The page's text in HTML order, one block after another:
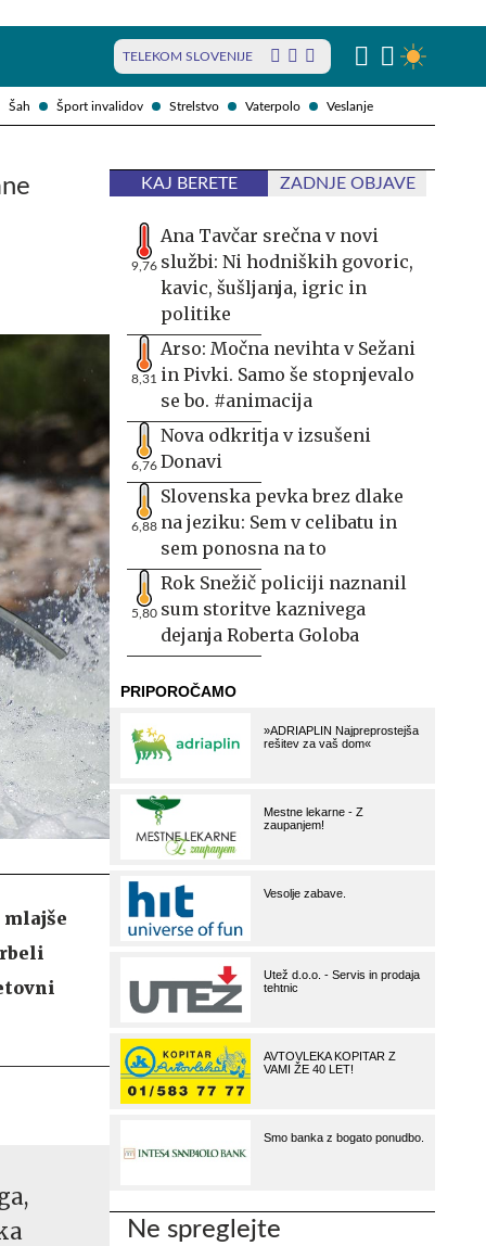
Šah Šport invalidov Strelstvo Vaterpolo Veslanje
TELEKOM SLOVENIJE
mlajše
KAJ BERETE ZADNJE OBJAVE
9,76
Ana Tavčar srečna v novi
službi: Ni hodniških govoric,
kavic, šušljanja, igric in
politike
8,31
Arso: Močna nevihta v Sežani
in Pivki. Samo še stopnjevalo
se bo. #animacija
6,76
Nova odkritja v izsušeni
Donavi
6,88
Slovenska pevka brez dlake
na jeziku: Sem v celibatu in
sem ponosna na to
5,80
Rok Snežič policiji naznanil
sum storitve kaznivega
dejanja Roberta Goloba
Ne spreglejte